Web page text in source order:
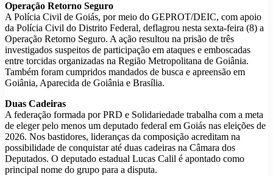
Operação Retorno Seguro
A Polícia Civil de Goiás, por meio do GEPROT/DEIC, com apoio
da Polícia Civil do Distrito Federal, deflagrou nesta sexta-feira (8) a
Operação Retorno Seguro. A ação resultou na prisão de três
investigados suspeitos de participação em ataques e emboscadas
entre torcidas organizadas na Região Metropolitana de Goiânia.
Também foram cumpridos mandados de busca e apreensão em
Goiânia, Aparecida de Goiânia e Brasília.
Duas Cadeiras
A federação formada por PRD e Solidariedade trabalha com a meta
de eleger pelo menos um deputado federal em Goiás nas eleições de
2026. Nos bastidores, lideranças da composição acreditam na
possibilidade de conquistar até duas cadeiras na Câmara dos
Deputados. O deputado estadual Lucas Calil é apontado como
principal nome do grupo para a disputa.